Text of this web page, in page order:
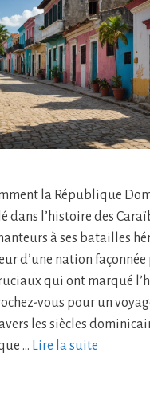
la République
dans l’histoire des
à ses batailles
d’une nation façonnée
qui ont marqué
vous pour un
les siècles
… Lire la suite